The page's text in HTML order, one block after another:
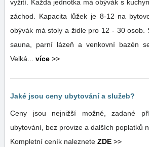
vyžití. Každá jednotka má obývák s
záchod. Kapacita lůžek je 8-12 na
obývák má stoly a židle pro 12 - 30 osob.
sauna, parní lázeň a venkovní bazén
Velká... více >>
Jaké jsou ceny ubytování a služeb?
Ceny jsou nejnižší možné, zadané
ubytování, bez provize a dalších poplatků
Kompletní ceník naleznete ZDE >>